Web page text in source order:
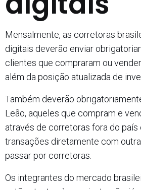
Mensalmente, as corretoras
digitais deverão enviar
clientes que compraram ou
além da posição atualizada de
Também deverão
Leão, aqueles que compram e
através de corretoras fora do país
transações diretamente com
passar por corretoras.
Os integrantes do mercado